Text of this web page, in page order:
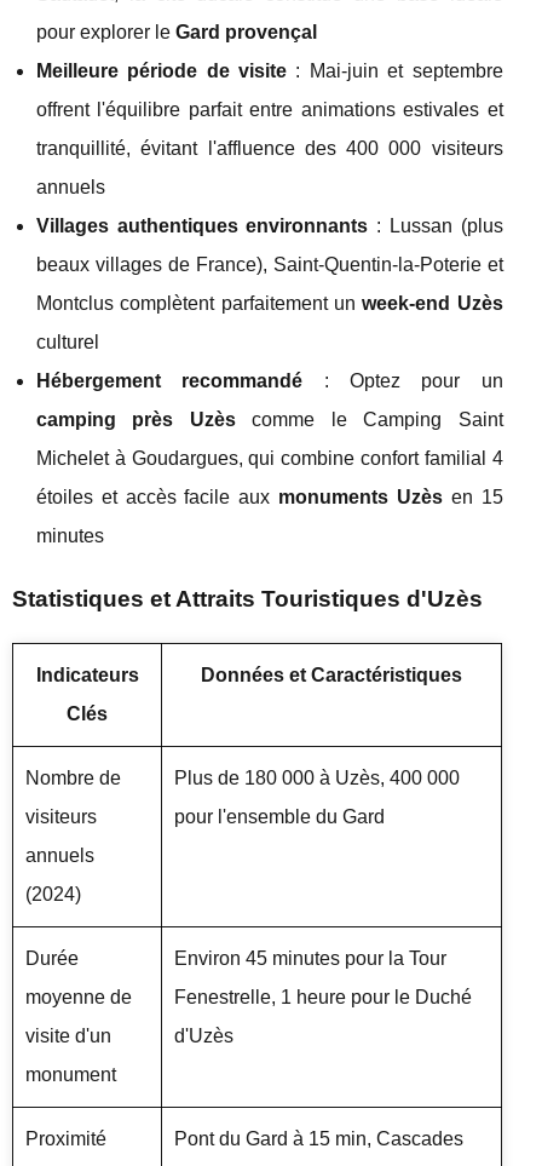
pour explorer le Gard provençal
Meilleure période de visite : Mai-juin et septembre
offrent l'équilibre parfait entre animations estivales et
tranquillité, évitant l'affluence des 400 000 visiteurs
annuels
Villages authentiques environnants : Lussan (plus
beaux villages de France), Saint-Quentin-la-Poterie et
Montclus complètent parfaitement unweek-end Uzès
culturel
Hébergement recommandé : Optez pour un
camping près Uzèscomme le Camping Saint
Michelet à Goudargues, qui combine confort familial 4
étoiles et accès facile aux monuments Uzèsen 15
minutes
Statistiques et Attraits Touristiques d'Uzès
Indicateurs
Clés
Données et Caractéristiques
Nombre de
visiteurs
annuels
(2024)
Plus de 180 000 à Uzès, 400 000
pour l'ensemble du Gard
Durée
moyenne de
visite d'un
monument
Environ 45 minutes pour la Tour
Fenestrelle, 1 heure pour le Duché
d'Uzès
Proximité
Pont du Gard à 15 min, Cascades